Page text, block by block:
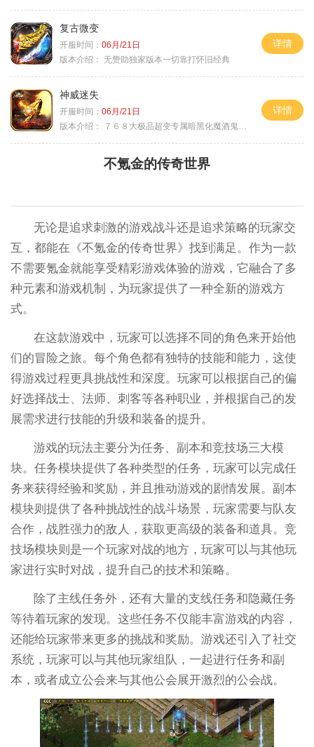
复古微变
开服时间： 06月/21日
版本介绍： 无赞助独家版本一切靠打怀旧经典
详情
神威迷失
开服时间： 06月/21日
版本介绍：
７６８大极品超变专属暗黑化魔酒鬼微变合击火
详情
不氪金的传奇世界
无论是追求刺激的游戏战斗还是追求策略的玩家交
互，都能在《不氪金的传奇世界》找到满足。作为一款
不需要氪金就能享受精彩游戏体验的游戏，它融合了多
种元素和游戏机制，为玩家提供了一种全新的游戏方
式。
在这款游戏中，玩家可以选择不同的角色来开始他
们的冒险之旅。每个角色都有独特的技能和能力，这使
得游戏过程更具挑战性和深度。玩家可以根据自己的偏
好选择战士、法师、刺客等各种职业，并根据自己的发
展需求进行技能的升级和装备的提升。
游戏的玩法主要分为任务、副本和竞技场三大模
块。任务模块提供了各种类型的任务，玩家可以完成任
务来获得经验和奖励，并且推动游戏的剧情发展。副本
模块则提供了各种挑战性的战斗场景，玩家需要与队友
合作，战胜强力的敌人，获取更高级的装备和道具。竞
技场模块则是一个玩家对战的地方，玩家可以与其他玩
家进行实时对战，提升自己的技术和策略。
除了主线任务外，还有大量的支线任务和隐藏任务
等待着玩家的发现。这些任务不仅能丰富游戏的内容，
还能给玩家带来更多的挑战和奖励。游戏还引入了社交
系统，玩家可以与其他玩家组队，一起进行任务和副
本，或者成立公会来与其他公会展开激烈的公会战。